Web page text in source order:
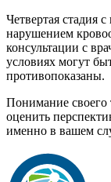
Четвертая стадия
нарушением
консультации с
условиях могут
противопоказаны.
Понимание своего
оценить
именно в вашем